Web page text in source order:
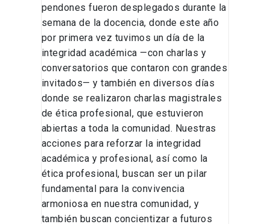
pendones fueron desplegados durante la
semana de la docencia, donde este año
por primera vez tuvimos un día de la
integridad académica —con charlas y
conversatorios que contaron con grandes
invitados— y también en diversos días
donde se realizaron charlas magistrales
de ética profesional, que estuvieron
abiertas a toda la comunidad. Nuestras
acciones para reforzar la integridad
académica y profesional, así como la
ética profesional, buscan ser un pilar
fundamental para la convivencia
armoniosa en nuestra comunidad, y
también buscan concientizar a futuros